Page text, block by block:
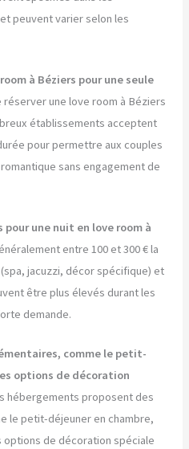
peuvent varier selon les
à Béziers pour une seule
une love room à Béziers
établissements acceptent
pour permettre aux couples
sans engagement de
pour une nuit en love room à
entre 100 et 300 € la
jacuzzi, décor spécifique) et
être plus élevés durant les
demande.
comme le petit-
options de décoration
hébergements proposent des
le petit-déjeuner en chambre,
de décoration spéciale